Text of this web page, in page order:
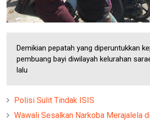
Demikian pepatah yang diperuntukkan
pembuang bayi diwilayah kelurahan
lalu
Polisi Sulit Tindak ISIS
Wawali Sesalkan Narkoba Merajalela